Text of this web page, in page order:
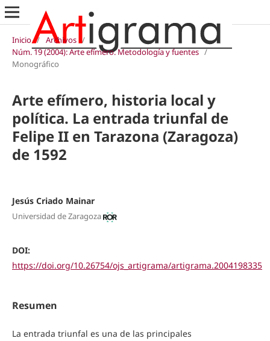
Inicio / Archivos /
Núm. 19 (2004): Arte efímero. Metodología y fuentes /
Monográfico
Arte efímero, historia local y
política. La entrada triunfal de
Felipe II en Tarazona (Zaragoza)
de 1592
Jesús Criado Mainar
Universidad de Zaragoza
DOI:
https://doi.org/10.26754/ojs_artigrama/artigrama.2004198335
Resumen
La entrada triunfal es una de las principales